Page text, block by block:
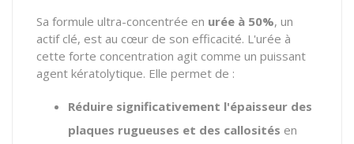
Sa formule ultra-concentrée en urée à 50%, un
actif clé, est au cœur de son efficacité. L'urée à
cette forte concentration agit comme un puissant
agent kératolytique. Elle permet de :
Réduire significativement l'épaisseur des
plaques rugueuses et des callosités en